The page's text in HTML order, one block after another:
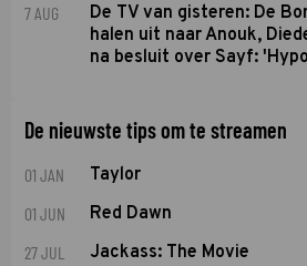
7 AUG
De TV van gisteren: De
halen uit naar Anouk,
na besluit over Sayf:
De nieuwste tips om te streamen
01 JAN Taylor
01 JUN Red Dawn
27 JUL Jackass: The Movie